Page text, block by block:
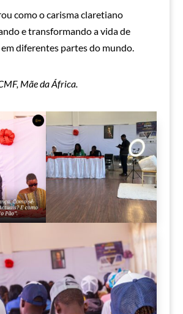
como o carisma claretiano
e transformando a vida de
em diferentes partes do mundo.
Mãe da África.